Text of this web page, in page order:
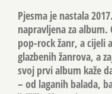
Pjesma je nastala
napravljena za album.
pop-rock žanr, a cijeli
glazbenih žanrova, a
svoj prvi album kaže
– od laganih balada,